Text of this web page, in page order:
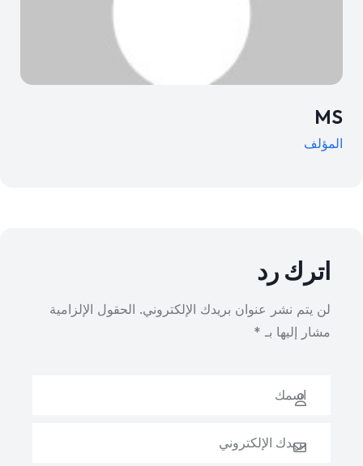
MS
المؤلف
اترك رد
لن يتم نشر عنوان بريدك الإلكتروني. الحقول الإلزامية
مشار إليها بـ *